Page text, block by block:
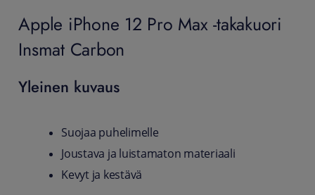
Apple iPhone 12 Pro Max -takakuori
Insmat Carbon
Yleinen kuvaus
Suojaa puhelimelle
Joustava ja luistamaton materiaali
Kevyt ja kestävä